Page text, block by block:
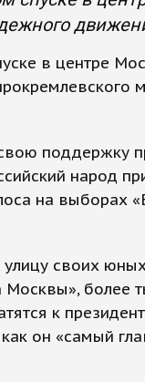
в центре
поддержку
народ
на выборах
своих
более
к
он «самый